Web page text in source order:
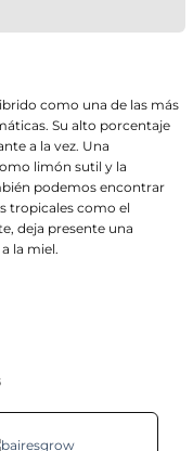
como una de las más
Su alto porcentaje
a la vez. Una
limón sutil y la
podemos encontrar
tropicales como el
deja presente una
la miel.